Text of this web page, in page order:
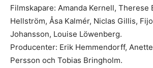
Filmskapare: Amanda Kernell,
Hellström, Åsa Kalmér, Niclas Gillis,
Johansson, Louise Löwenberg.
Producenter: Erik Hemmendorff,
Persson och Tobias Bringholm.